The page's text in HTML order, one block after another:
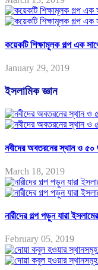
কয়েকটি শিক্ষামূলক গল্প এক
January 29, 2019
ইসলামিক জ্ঞান
নবীদের অবতরনের স্থান ও ৫০
March 18, 2019
নারীদের গল্প পড়ুন যারা
February 05, 2019